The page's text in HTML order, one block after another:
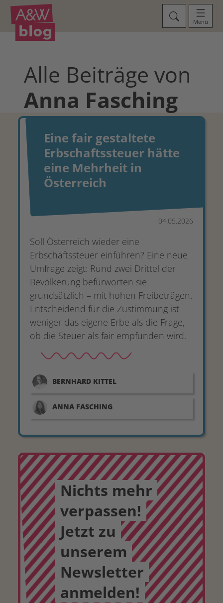
Menü
Alle Beiträge von
Anna Fasching
Eine fair gestaltete
Erbschaftssteuer hätte
eine Mehrheit in
Österreich
Soll Österreich wieder eine
Erbschaftssteuer einführen? Eine neue
Umfrage zeigt: Rund zwei Drittel der
Bevölkerung befürworten sie
grundsätzlich – mit hohen Freibeträgen.
Entscheidend für die Zustimmung ist
weniger das eigene Erbe als die Frage,
ob die Steuer als fair empfunden wird.
BERNHARD KITTEL
ANNA FASCHING
04.05.2026
Nichts mehr
verpassen!
Jetzt zu
unserem
Newsletter
anmelden!